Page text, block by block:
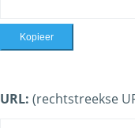
Kopieer
URL: (rechtstreekse